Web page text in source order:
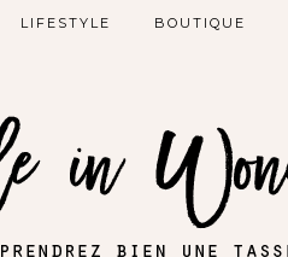
LIFESTYLE BOUTIQUE